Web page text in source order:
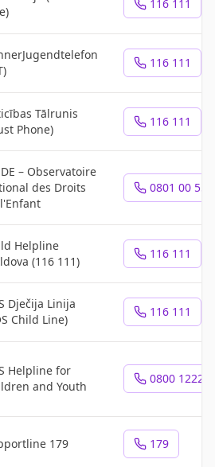
116 111
116 111
Tālrunis
Phone)
116 111
– Observatoire
des Droits
0801 00 55
Helpline
(116 111)
116 111
Dječija Linija
Child Line)
116 111
Helpline for
and Youth
0800 12222
179 179